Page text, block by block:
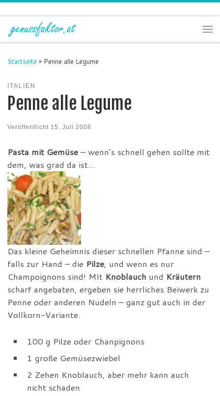
Zum Inhalt springen
Startseite » Penne alle Legume
ITALIEN
Penne alle Legume
Veröffentlicht 15. Juli 2008
Pasta mit Gemüse – wenn’s schnell gehen sollte mit
dem, was grad da ist…
Das kleine Geheimnis dieser schnellen Pfanne sind –
falls zur Hand – die Pilze, und wenn es nur
Champoignons sind! MIt Knoblauch und Kräutern
scharf angebaten, ergeben sie herrliches Beiwerk zu
Penne oder anderen Nudeln – ganz gut auch in der
Vollkorn-Variante.
100 g Pilze oder Chanpignons
1 große Gemüsezwiebel
2 Zehen Knoblauch, aber mehr kann auch
nicht schaden